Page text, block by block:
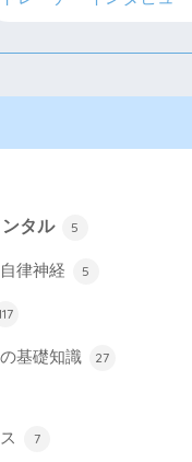
タル 5
律神経 5
基礎知識 27
7